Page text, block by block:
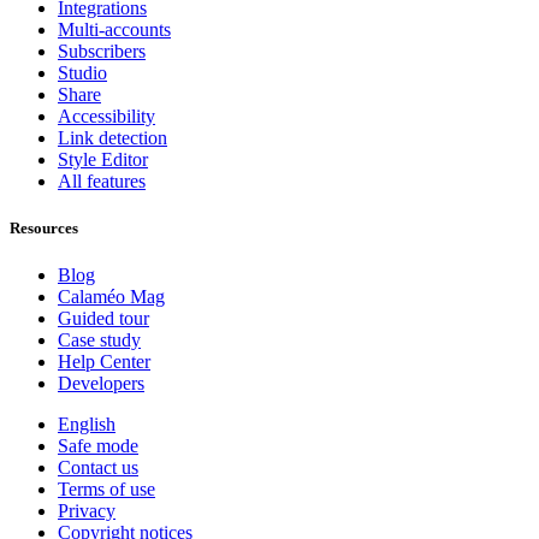
Integrations
Multi-accounts
Subscribers
Studio
Share
Accessibility
Link detection
Style Editor
All features
Resources
Blog
Calaméo Mag
Guided tour
Case study
Help Center
Developers
English
Safe mode
Contact us
Terms of use
Privacy
Copyright notices